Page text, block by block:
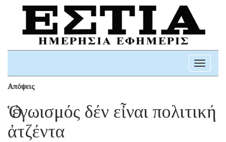
Toggle
Απόψεις
Ὁ ἐγωισμός δέν εἶναι πολιτική
ἀτζέντα